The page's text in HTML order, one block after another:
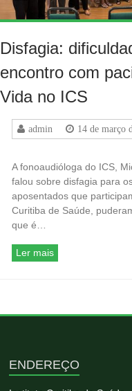
Disfagia:
encontro com
Vida no ICS
admin 14 de março
A fonoaudióloga do ICS,
falou sobre disfagia para
aposentados que
Curitiba de Saúde,
que é…
Ler mais
ENDEREÇO